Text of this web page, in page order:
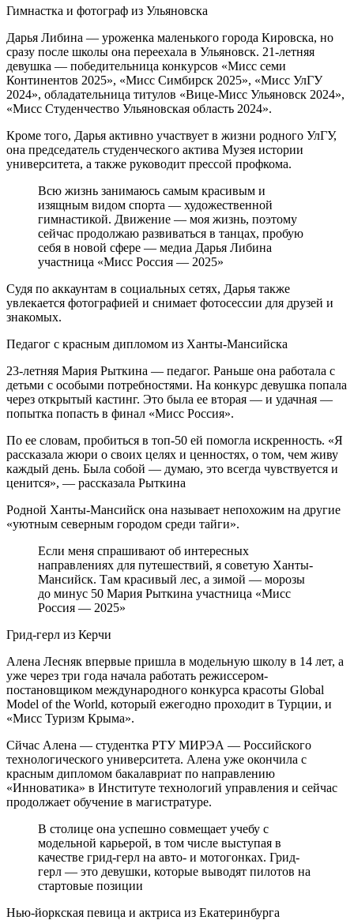
Гимнастка и фотограф из Ульяновска
Дарья Либина — уроженка маленького города Кировска, но
сразу после школы она переехала в Ульяновск. 21-летняя
девушка — победительница конкурсов «Мисс семи
Континентов 2025», «Мисс Симбирск 2025», «Мисс УлГУ
2024», обладательница титулов «Вице-Мисс Ульяновск 2024»,
«Мисс Студенчество Ульяновская область 2024».
Кроме того, Дарья активно участвует в жизни родного УлГУ,
она председатель студенческого актива Музея истории
университета, а также руководит прессой профкома.
Всю жизнь занимаюсь самым красивым и
изящным видом спорта — художественной
гимнастикой. Движение — моя жизнь, поэтому
сейчас продолжаю развиваться в танцах, пробую
себя в новой сфере — медиа Дарья Либина
участница «Мисс Россия — 2025»
Судя по аккаунтам в социальных сетях, Дарья также
увлекается фотографией и снимает фотосессии для друзей и
знакомых.
Педагог с красным дипломом из Ханты-Мансийска
23-летняя Мария Рыткина — педагог. Раньше она работала с
детьми с особыми потребностями. На конкурс девушка попала
через открытый кастинг. Это была ее вторая — и удачная —
попытка попасть в финал «Мисс Россия».
По ее словам, пробиться в топ-50 ей помогла искренность. «Я
рассказала жюри о своих целях и ценностях, о том, чем живу
каждый день. Была собой — думаю, это всегда чувствуется и
ценится», — рассказала Рыткина
Родной Ханты-Мансийск она называет непохожим на другие
«уютным северным городом среди тайги».
Если меня спрашивают об интересных
направлениях для путешествий, я советую Ханты-
Мансийск. Там красивый лес, а зимой — морозы
до минус 50 Мария Рыткина участница «Мисс
Россия — 2025»
Грид-герл из Керчи
Алена Лесняк впервые пришла в модельную школу в 14 лет, а
уже через три года начала работать режиссером-
постановщиком международного конкурса красоты Global
Model of the World, который ежегодно проходит в Турции, и
«Мисс Туризм Крыма».
Сйчас Алена — студентка РТУ МИРЭА — Российского
технологического университета. Алена уже окончила с
красным дипломом бакалавриат по направлению
«Инноватика» в Институте технологий управления и сейчас
продолжает обучение в магистратуре.
В столице она успешно совмещает учебу с
модельной карьерой, в том числе выступая в
качестве грид-герл на авто- и мотогонках. Грид-
герл — это девушки, которые выводят пилотов на
стартовые позиции
Нью-йоркская певица и актриса из Екатеринбурга